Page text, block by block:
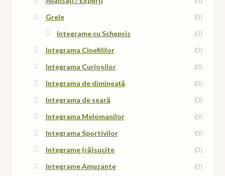
Grele
(0)
Integrame cu Schepsis
(0)
Integrama Cinefililor
(0)
Integrama Curioșilor
(0)
Integrama de dimineață
(0)
Integrama de seară
(0)
Integrama Melomanilor
(0)
Integrama Sportivilor
(0)
Integrame (ră)sucite
(0)
Integrame Amuzante
(0)